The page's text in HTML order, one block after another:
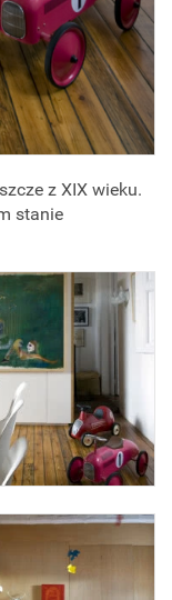
z XIX wieku.
stanie